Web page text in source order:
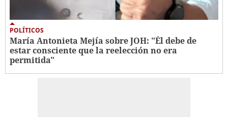
POLÍTICOS
María Antonieta Mejía sobre JOH: "Él debe de
estar consciente que la reelección no era
permitida"